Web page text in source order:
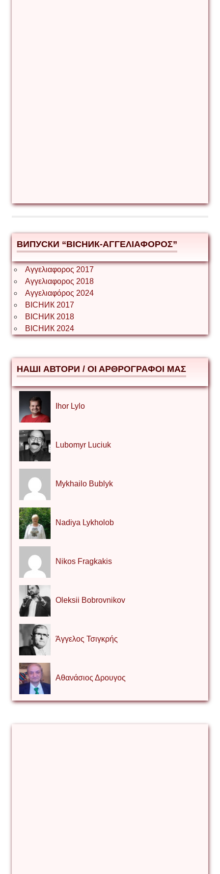
ВИПУСКИ “ВІСНИК-ΑΓΓΕΛΙΑΦΟΡΟΣ”
Αγγελιαφορος 2017
Αγγελιαφορος 2018
Αγγελιαφόρος 2024
ВІСНИК 2017
ВІСНИК 2018
ВІСНИК 2024
НАШІ АВТОРИ / ΟΙ ΑΡΘΡΟΓΡΑΦΟΙ ΜΑΣ
Ihor Lylo
Lubomyr Luciuk
Mykhailo Bublyk
Nadiya Lykholob
Nikos Fragkakis
Oleksii Bobrovnikov
Άγγελος Τσιγκρής
Αθανάσιος Δρουγος